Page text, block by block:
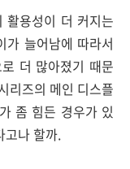
활용성이 더 커지는
가 늘어남에 따라서
더 많아졌기 때문
리즈의 메인 디스플
좀 힘든 경우가 있
고나 할까.